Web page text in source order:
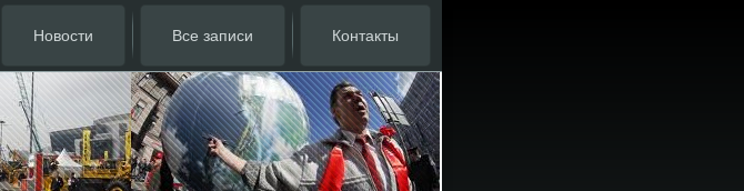
Новости Все записи Контакты